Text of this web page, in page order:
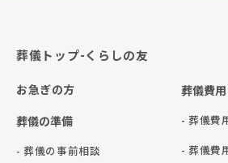
葬儀トップ-くらしの友
お急ぎの方
葬儀の準備
- 葬儀の事前相談
葬儀費
- 葬儀費
- 葬儀費